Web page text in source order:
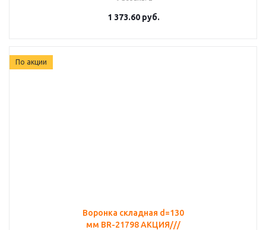
1 373.60руб.
По акции
Воронка складная d=130
мм BR-21798 АКЦИЯ///